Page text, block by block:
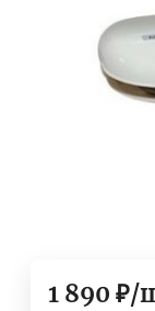
1 890 ₽/